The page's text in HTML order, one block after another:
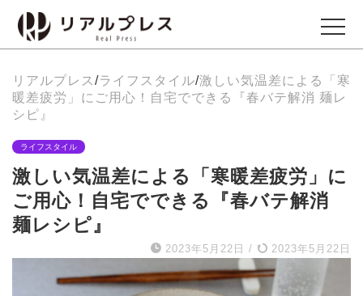
ビジネス
エンタメ
Entertainment
Events
リアルプレス /ライフスタイル/激しい気温差による「寒
暖差疲労」にご用心！自宅でできる『春バテ解消 麺レ
シピ』
ライフスタイル
激しい気温差による「寒暖差疲労」に
ご用心！自宅でできる『春バテ解消
麺レシピ』
2023年5月22日 / 2023年5月22日